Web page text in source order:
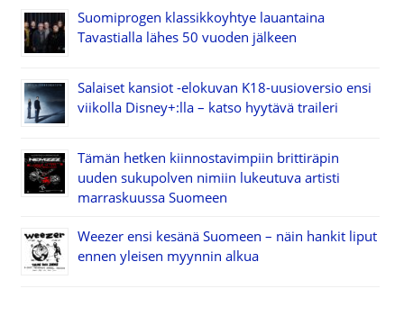
Suomiprogen klassikkoyhtye lauantaina
Tavastialla lähes 50 vuoden jälkeen
Salaiset kansiot -elokuvan K18-uusioversio ensi
viikolla Disney+:lla – katso hyytävä traileri
Tämän hetken kiinnostavimpiin brittiräpin
uuden sukupolven nimiin lukeutuva artisti
marraskuussa Suomeen
Weezer ensi kesänä Suomeen – näin hankit liput
ennen yleisen myynnin alkua